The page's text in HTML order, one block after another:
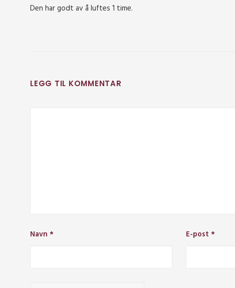
Den har godt av å luftes 1 time.
LEGG TIL KOMMENTAR
Navn * E-post *